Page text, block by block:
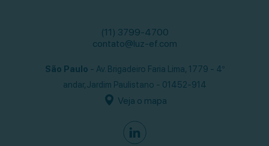
(11) 3799-4700
contato@luz-ef.com
São Paulo - Av. Brigadeiro Faria Lima, 1779 - 4º
andar,Jardim Paulistano - 01452-914
Veja o mapa